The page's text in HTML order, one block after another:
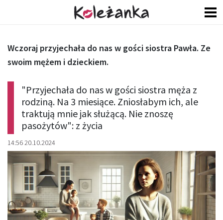
"Przyjechała do nas w gości siostra męża z
rodziną. Na 3 miesiące. Zniosłabym ich, ale
traktują mnie jak służącą. Nie znoszę
pasożytów": z życia
14:56 20.10.2024
Wczoraj przyjechała do nas w gości siostra Pawła. Ze
swoim mężem i dzieckiem.